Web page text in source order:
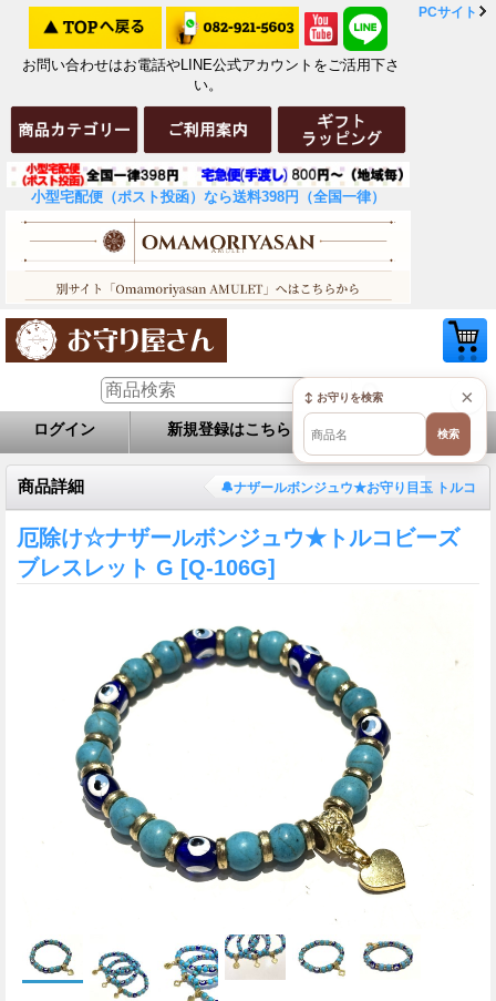
お問い合わせはお電話やLINE公式アカウントをご活用下さ
い。
小型宅配便（ポスト投函）なら送料398円（全国一律）
PCサイト
ログイン 新規登録はこちら お問い合せ
商品詳細 🔔ナザールボンジュウ★お守り目玉 トルコ
厄除け☆ナザールボンジュウ★トルコビーズ
ブレスレット G [Q-106G]
×
↕ お守りを検索
検索